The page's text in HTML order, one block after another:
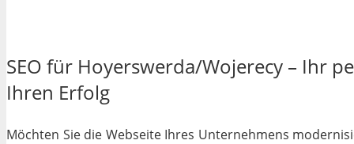
SEO für Hoyerswerda/Wojerecy – Ihr
Ihren Erfolg
Möchten Sie die Webseite Ihres Unternehmens